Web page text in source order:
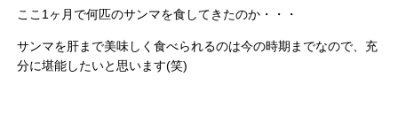
ここ1ヶ月で何匹のサンマを食してきたのか・・・
サンマを肝まで美味しく食べられるのは今の時期までなので、充
分に堪能したいと思います(笑)